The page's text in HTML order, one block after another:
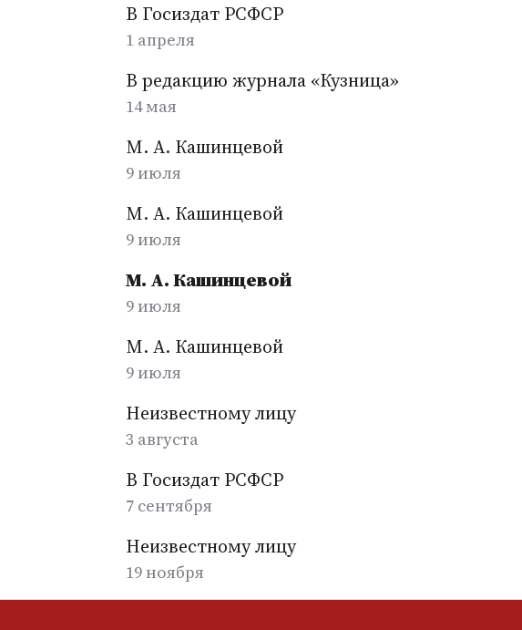
В Госиздат РСФСР
1 апреля
В редакцию журнала «Кузница»
14 мая
М. А. Кашинцевой
9 июля
М. А. Кашинцевой
9 июля
М. А. Кашинцевой
9 июля
М. А. Кашинцевой
9 июля
Неизвестному лицу
3 августа
В Госиздат РСФСР
7 сентября
Неизвестному лицу
19 ноября